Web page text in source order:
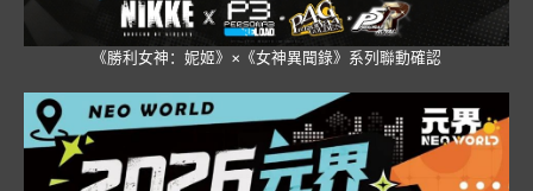
《勝利女神：妮姬》×《女神異聞錄》系列聯動確認